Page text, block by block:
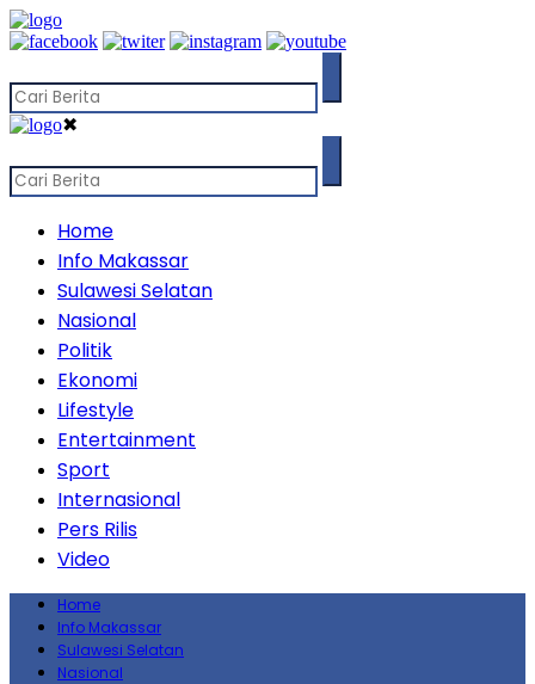
✖
Home
Info Makassar
Sulawesi Selatan
Nasional
Politik
Ekonomi
Lifestyle
Entertainment
Sport
Internasional
Pers Rilis
Video
Home
Info Makassar
Sulawesi Selatan
Nasional